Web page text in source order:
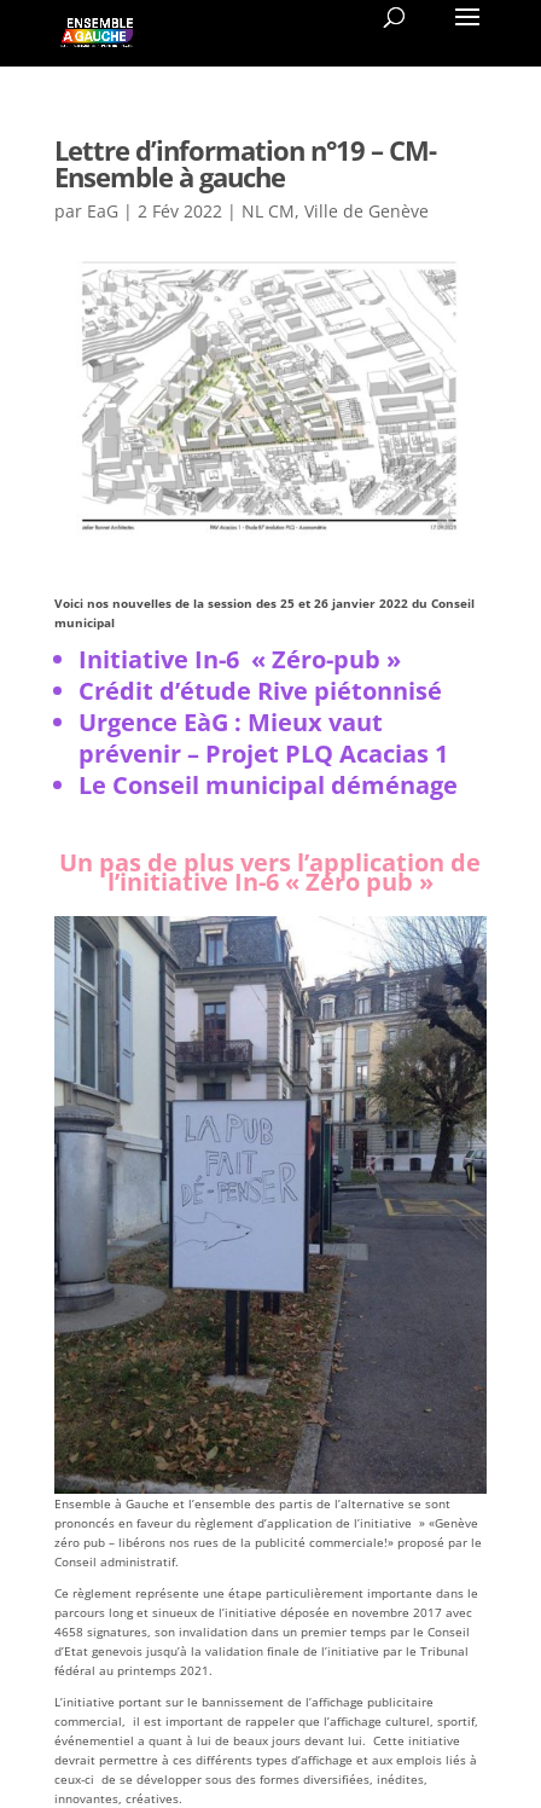
Lettre d’information n°19 – CM-
Ensemble à gauche
par EaG | 2 Fév 2022| NL CM, Ville de Genève
Voici nos nouvelles de la session des 25 et 26 janvier 2022 du Conseil
municipal
Initiative In-6 « Zéro-pub »
Crédit d’étude Rive piétonnisé
Urgence EàG : Mieux vaut
prévenir – Projet PLQ Acacias 1
Le Conseil municipal déménage
Un pas de plus vers l’application de
l’initiative In-6 « Zéro pub »
Ensemble à Gauche et l’ensemble des partis de l’alternative se sont
prononcés en faveur du règlement d’application de l’initiative » «Genève
zéro pub – libérons nos rues de la publicité commerciale!» proposé par le
Conseil administratif.
Ce règlement représente une étape particulièrement importante dans le
parcours long et sinueux de l’initiative déposée en novembre 2017 avec
4658 signatures, son invalidation dans un premier temps par le Conseil
d’Etat genevois jusqu’à la validation finale de l’initiative par le Tribunal
fédéral au printemps 2021.
L’initiative portant sur le bannissement de l’affichage publicitaire
commercial, il est important de rappeler que l’affichage culturel, sportif,
événementiel a quant à lui de beaux jours devant lui. Cette initiative
devrait permettre à ces différents types d’affichage et aux emplois liés à
ceux-ci de se développer sous des formes diversifiées, inédites,
innovantes, créatives.